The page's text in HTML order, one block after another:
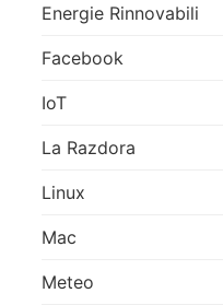
Energie Rinnovabili
Facebook
IoT
La Razdora
Linux
Mac
Meteo